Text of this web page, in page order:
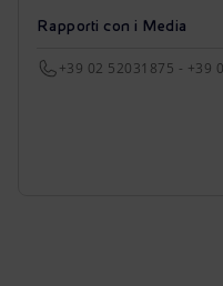
Rapporti con i Media
+39 02 52031875 - +39